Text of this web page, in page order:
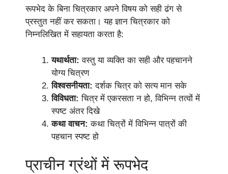
रूपभेद के बिना चित्रकार अपने विषय को सही ढंग से
प्रस्तुत नहीं कर सकता। यह ज्ञान चित्रकार को
निम्नलिखित में सहायता करता है:
यथार्थता: वस्तु या व्यक्ति का सही और पहचानने
योग्य चित्रण
विश्वसनीयता: दर्शक चित्र को सत्य मान सके
विविधता: चित्र में एकरसता न हो, विभिन्न तत्वों में
स्पष्ट अंतर दिखे
कथा वाचन: कथा चित्रों में विभिन्न पात्रों की
पहचान स्पष्ट हो
प्राचीन ग्रंथों में रूपभेद